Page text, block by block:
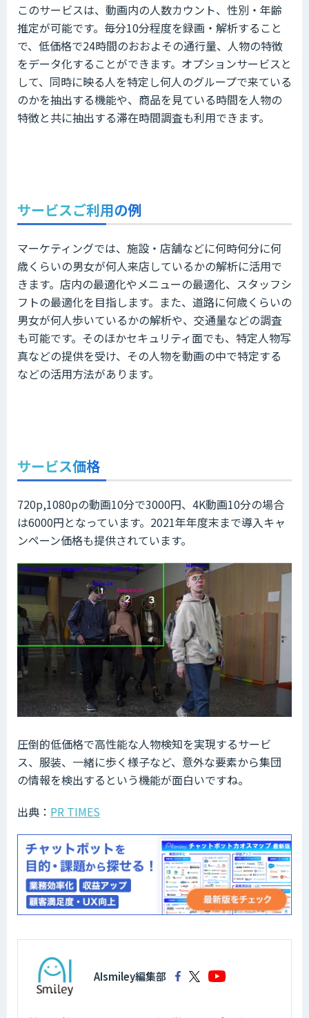
このサービスは、動画内の人数カウント、性別・年齢
推定が可能です。毎分10分程度を録画・解析すること
で、低価格で24時間のおおよその通行量、人物の特徴
をデータ化することができます。オプションサービスと
して、同時に映る人を特定し何人のグループで来ている
のかを抽出する機能や、商品を見ている時間を人物の
特徴と共に抽出する滞在時間調査も利用できます。
サービスご利用の例
マーケティングでは、施設・店舗などに何時何分に何
歳くらいの男女が何人来店しているかの解析に活用で
きます。店内の最適化やメニューの最適化、スタッフシ
フトの最適化を目指します。また、道路に何歳くらいの
男女が何人歩いているかの解析や、交通量などの調査
も可能です。そのほかセキュリティ面でも、特定人物写
真などの提供を受け、その人物を動画の中で特定する
などの活用方法があります。
サービス価格
720p,1080pの動画10分で3000円、4K動画10分の場合
は6000円となっています。2021年年度末まで導入キャ
ンペーン価格も提供されています。
圧倒的低価格で高性能な人物検知を実現するサービ
ス、服装、一緒に歩く様子など、意外な要素から集団
の情報を検出するという機能が面白いですね。
出典： PR TIMES
AIsmiley編集部